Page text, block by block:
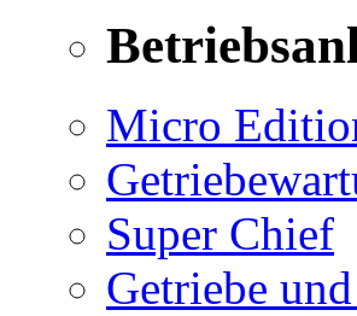
Micro
Super Chief
Getriebe